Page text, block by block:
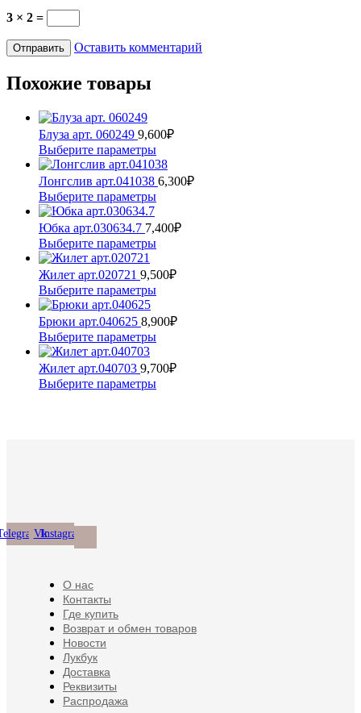
3 × 2 =
Оставить комментарий
Похожие товары
Блуза арт. 060249 9,600₽
Выберите параметрыЭтот
товар
имеет
несколько
вариаций.
Опции
можно
выбрать
странице
товара.
Лонгслив арт.041038 6,300₽
Выберите параметрыЭтот
имеет
несколько
вариаций.
Опции
можно
выбрать
странице
товара.
Юбка арт.030634.7 7,400₽
Выберите параметрыЭтот
имеет
несколько
вариаций.
Опции
можно
выбрать
странице
товара.
Жилет арт.020721 9,500₽
Выберите параметрыЭтот
имеет
несколько
вариаций.
Опции
можно
выбрать
Брюки арт.040625 8,900₽
Выберите параметрыЭтот
имеет
несколько
вариаций.
Жилет арт.040703 9,700₽
Выберите параметрыЭтот
VkInstagram
О нас
Контакты
Где купить
Возврат и обмен товаров
Новости
Лукбук
Доставка
Реквизиты
Распродажа